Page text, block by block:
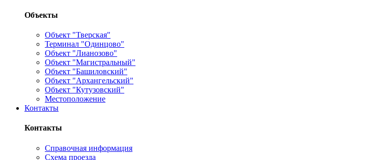
Объекты
Объект "Тверская"
Терминал "Одинцово"
Объект "Лианозово"
Объект "Магистральный"
Объект "Башиловский"
Объект "Архангельский"
Объект "Кутузовский"
Местоположение
Контакты
Контакты
Справочная информация
Схема проезда